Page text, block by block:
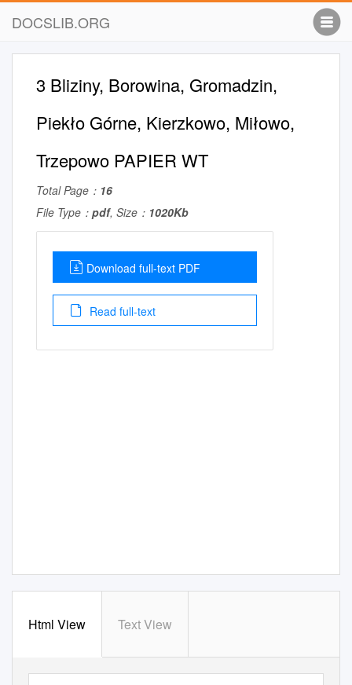
DOCSLIB.ORG
3 Bliziny, Borowina, Gromadzin,
Piekło Górne, Kierzkowo, Miłowo,
Trzepowo PAPIER WT
Total Page： 16
File Type： pdf, Size： 1020Kb
Download full-text PDF
Read full-text
Html View Text View